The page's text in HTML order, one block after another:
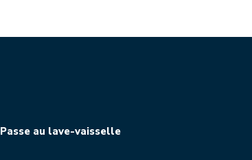
Passe au lave-vaisselle